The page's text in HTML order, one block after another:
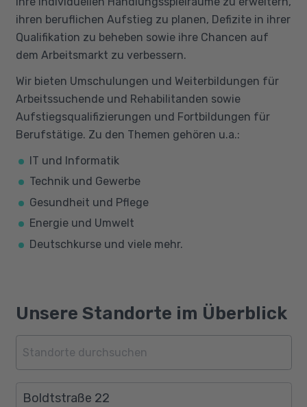
ihren beruflichen Aufstieg zu planen, Defizite in ihrer
Qualifikation zu beheben sowie ihre Chancen auf
dem Arbeitsmarkt zu verbessern.
Wir bieten Umschulungen und Weiterbildungen für
Arbeitssuchende und Rehabilitanden sowie
Aufstiegsqualifizierungen und Fortbildungen für
Berufstätige. Zu den Themen gehören u.a.:
IT und Informatik
Technik und Gewerbe
Gesundheit und Pflege
Energie und Umwelt
Deutschkurse und viele mehr.
Unsere Standorte im Überblick
Boldtstraße 22